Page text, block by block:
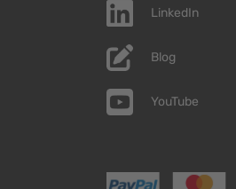
LinkedIn
Blog
YouTube